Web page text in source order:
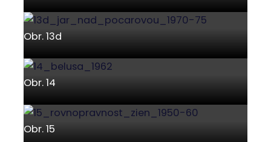
Obr. 13d
Obr. 14
Obr. 15